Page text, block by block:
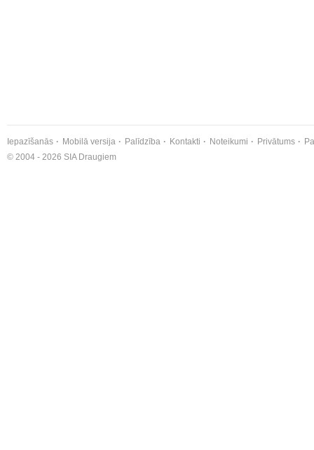
Iepazīšanās Mobilā versija Palīdzība Kontakti Noteikumi Privātums
© 2004 - 2026 SIA Draugiem